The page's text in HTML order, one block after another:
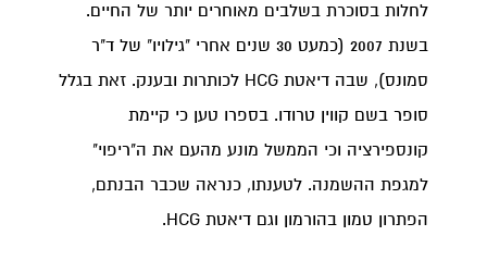
לחלות בסוכרת בשלבים מאוחרים יותר של החיים.
בשנת 2007 (כמעט 30 שנים אחרי "גילויו" של ד"ר
סמונס), שבה דיאטת HCG לכותרות ובענק. זאת בגלל
סופר בשם קווין טרודו. בספרו טען כי קיימת
קונספירציה וכי הממשל מונע מהעם את ה"ריפוי"
למגפת ההשמנה. לטענתו, כנראה שכבר הבנתם,
הפתרון טמון בהורמון וגם דיאטת HCG.